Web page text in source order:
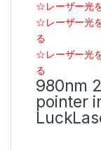
☆レーザー光
☆レーザー光
る
☆レーザー光
る
980nm
pointer